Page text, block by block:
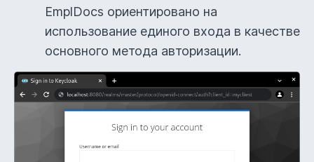
EmplDocs ориентировано на
использование единого входа в качестве
основного метода авторизации.